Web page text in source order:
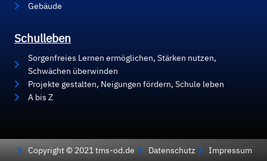
Gebäude
Schulleben
Sorgenfreies Lernen ermöglichen, Stärken nutzen,
Schwächen überwinden
Projekte gestalten, Neigungen fördern, Schule leben
A bis Z
Copyright © 2021 tms-od.de Datenschutz Impressum